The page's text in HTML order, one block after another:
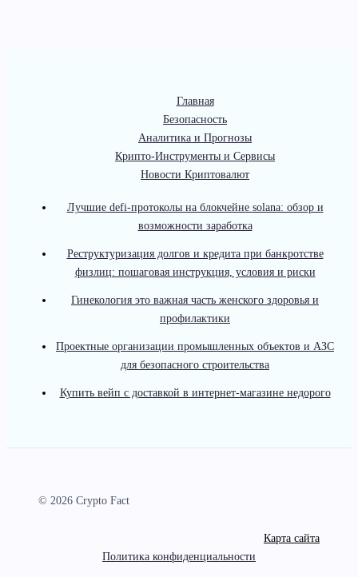
Главная
Безопасность
Аналитика и Прогнозы
Крипто-Инструменты и Сервисы
Новости Криптовалют
Лучшие defi-протоколы на блокчейне solana: обзор и
возможности заработка
Реструктуризация долгов и кредита при банкротстве
физлиц: пошаговая инструкция, условия и риски
Гинекология это важная часть женского здоровья и
профилактики
Проектные организации промышленных объектов и АЗС
для безопасного строительства
Купить вейп с доставкой в интернет-магазине недорого
© 2026 Crypto Fact
Карта сайта
Политика конфиденциальности